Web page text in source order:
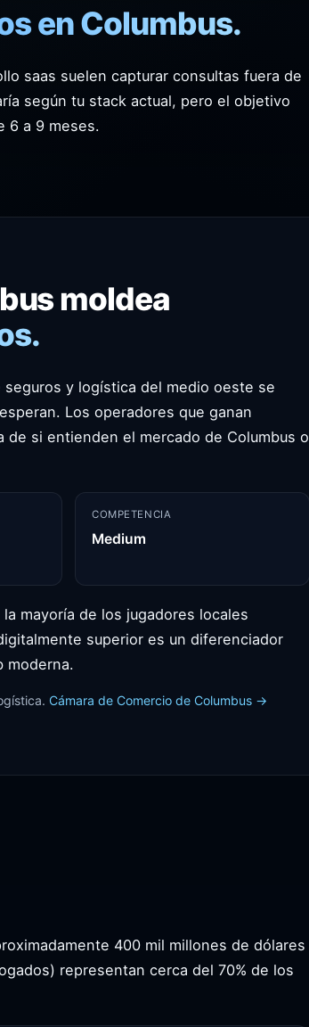
en Columbus.
saas suelen capturar consultas fuera de
según tu stack actual, pero el objetivo
6 a 9 meses.
moldea
y logística del medio oeste se
Los operadores que ganan
si entienden el mercado de Columbus o
COMPETENCIA
Medium
mayoría de los jugadores locales
superior es un diferenciador
moderna.
Cámara de Comercio de Columbus →
400 mil millones de dólares
representan cerca del 70% de los